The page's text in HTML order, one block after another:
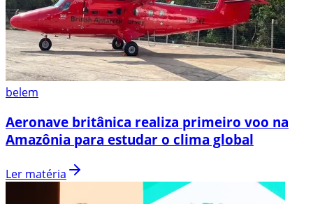
belem
Aeronave britânica realiza primeiro voo na
Amazônia para estudar o clima global
Ler matéria